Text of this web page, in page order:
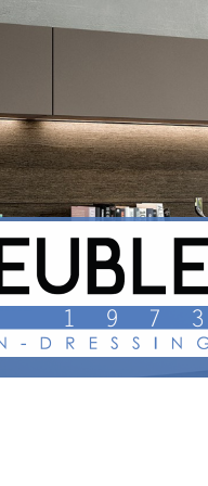
DE BAIN
CHARENTE-